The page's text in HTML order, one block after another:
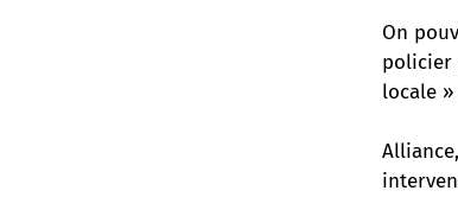
On
policier
locale